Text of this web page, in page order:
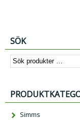
SÖK
Simms